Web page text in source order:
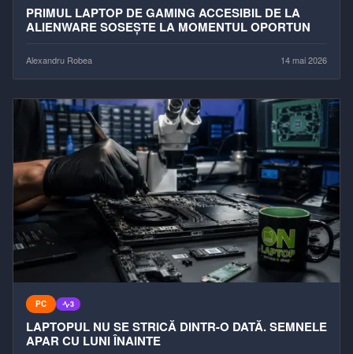
PRIMUL LAPTOP DE GAMING ACCESIBIL DE LA
ALIENWARE SOSEȘTE LA MOMENTUL OPORTUN
Alexandru Robea 14 mai 2026
PC 3
LAPTOPUL NU SE STRICĂ DINTR-O DATĂ. SEMNELE
APAR CU LUNI ÎNAINTE